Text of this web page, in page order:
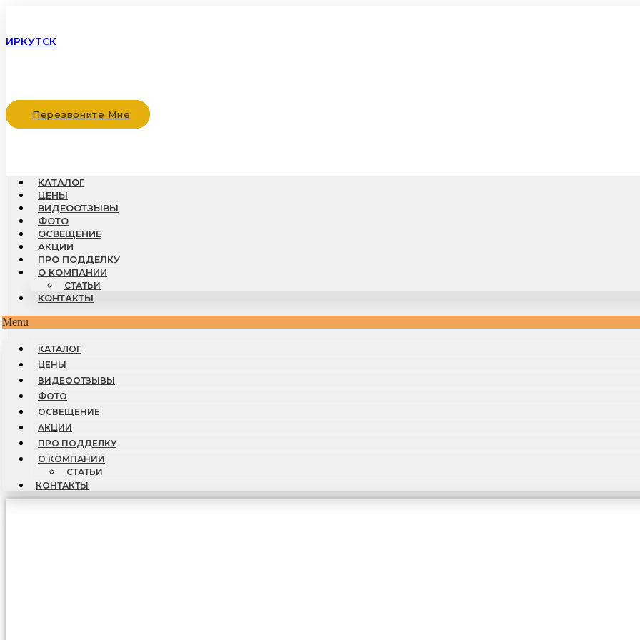
ИРКУТСК
Перезвоните Мне
КАТАЛОГ
ЦЕНЫ
ВИДЕООТЗЫВЫ
ФОТО
ОСВЕЩЕНИЕ
АКЦИИ
ПРО ПОДДЕЛКУ
О КОМПАНИИ
СТАТЬИ
КОНТАКТЫ
Menu
КАТАЛОГ
ЦЕНЫ
ВИДЕООТЗЫВЫ
ФОТО
ОСВЕЩЕНИЕ
АКЦИИ
ПРО ПОДДЕЛКУ
О КОМПАНИИ
СТАТЬИ
КОНТАКТЫ